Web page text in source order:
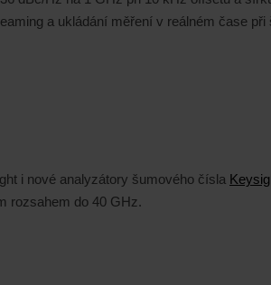
a ukládání měření v reálném čase
i nové analyzátory šumového čísla
rozsahem do 40 GHz.